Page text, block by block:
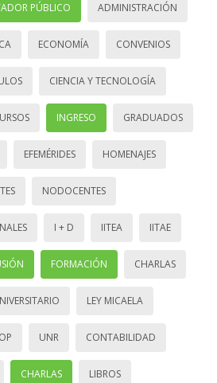
PÚBLICO ADMINISTRACIÓN
ECONOMÍA CONVENIOS
CIENCIA Y TECNOLOGÍA
INGRESO GRADUADOS
EFEMÉRIDES HOMENAJES
NODOCENTES
I + D IITEA IITAE
FORMACIÓN CHARLAS
LEY MICAELA
UNR CONTABILIDAD
CHARLAS LIBROS